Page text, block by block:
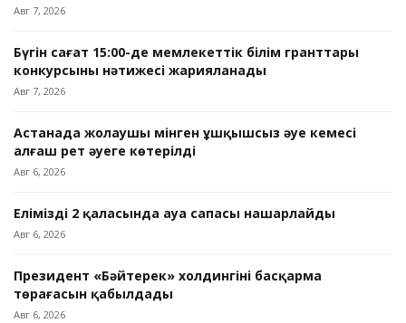
Авг 7, 2026
Бүгін сағат 15:00-де мемлекеттік білім гранттары
конкурсының нәтижесі жарияланады
Авг 7, 2026
Астанада жолаушы мінген ұшқышсыз әуе кемесі
алғаш рет әуеге көтерілді
Авг 6, 2026
Еліміздің 2 қаласында ауа сапасы нашарлайды
Авг 6, 2026
Президент «Бәйтерек» холдингінің басқарма
төрағасын қабылдады
Авг 6, 2026